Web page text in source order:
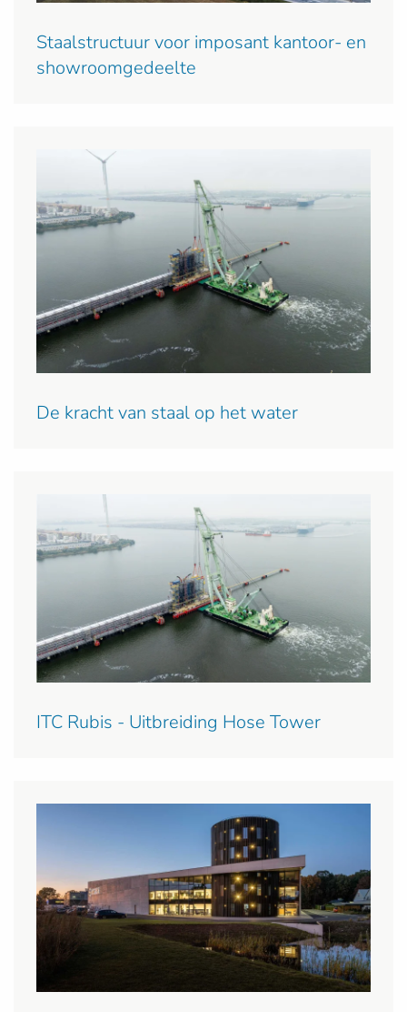
Staalstructuur voor imposant kantoor- en
showroomgedeelte
De kracht van staal op het water
ITC Rubis - Uitbreiding Hose Tower